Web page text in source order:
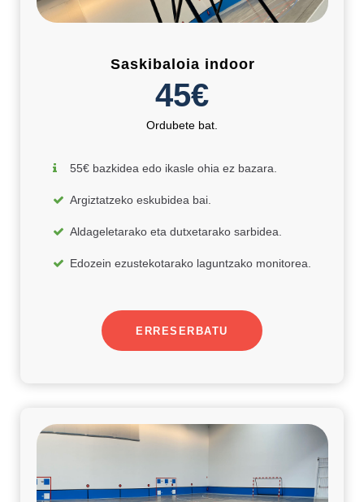
Saskibaloia indoor
45€
Ordubete bat.
55€ bazkidea edo ikasle ohia ez bazara.
Argiztatzeko eskubidea bai.
Aldageletarako eta dutxetarako sarbidea.
Edozein ezustekotarako laguntzako monitorea.
ERRESERBATU